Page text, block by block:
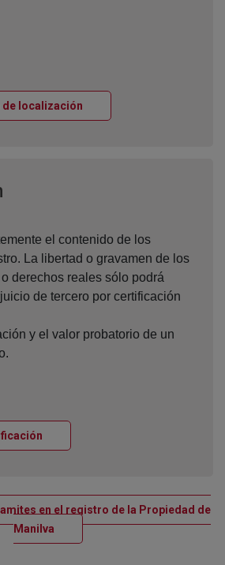
localización
el contenido de los
La libertad o gravamen de los
derechos reales sólo podrá
de tercero por certificación
y el valor probatorio de un
en el registro de la Propiedad de
Manilva Ventana nueva